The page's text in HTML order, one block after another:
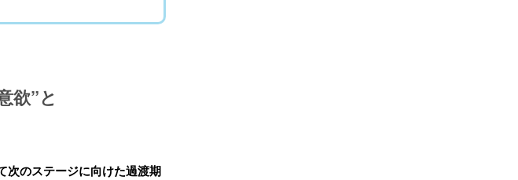
欲”と
次のステージに向けた過渡期